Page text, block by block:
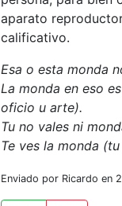
aparato
calificativo.
Esa o esta monda
La monda en eso
oficio u arte).
Tu no vales ni
Te ves la monda
Enviado por Ricardo en